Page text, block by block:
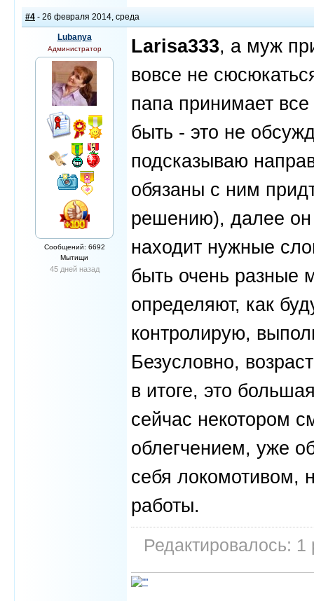
#4 - 26 февраля 2014, среда
Lubanya
Администратор
Сообщений: 6692
Мытищи
45 дней назад
Larisa333, а муж
вовсе не
папа принимает
быть - это не
подсказываю
обязаны с ним
решению), далее он
находит нужные
быть очень разные
определяют, как
контролирую,
Безусловно,
в итоге, это
сейчас некотором
облегчением, уже
себя локомотивом,
работы.
Редактировалось: